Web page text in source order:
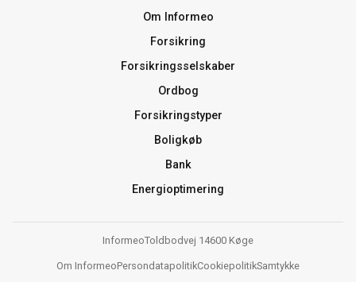
Om Informeo
Forsikring
Forsikringsselskaber
Ordbog
Forsikringstyper
Boligkøb
Bank
Energioptimering
InformeoToldbodvej 1 4600 Køge
Om InformeoPersondatapolitikCookiepolitikSamtykke